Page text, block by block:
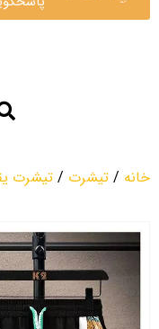
خانه / تیشرت /تیشرت